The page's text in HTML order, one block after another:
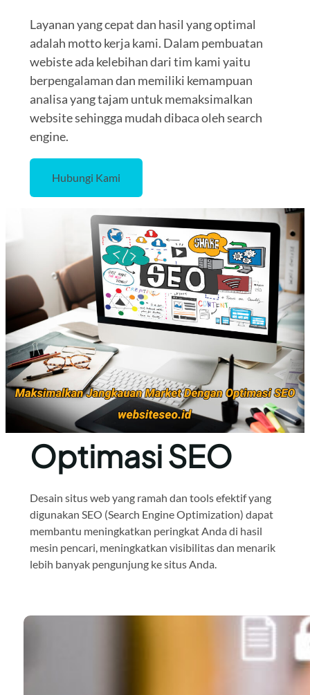
Layanan yang cepat dan hasil yang optimal
adalah motto kerja kami. Dalam pembuatan
webiste ada kelebihan dari tim kami yaitu
berpengalaman dan memiliki kemampuan
analisa yang tajam untuk memaksimalkan
website sehingga mudah dibaca oleh search
engine.
Hubungi Kami
Optimasi SEO
Desain situs web yang ramah dan tools efektif yang
digunakan SEO (Search Engine Optimization) dapat
membantu meningkatkan peringkat Anda di hasil
mesin pencari, meningkatkan visibilitas dan menarik
lebih banyak pengunjung ke situs Anda.